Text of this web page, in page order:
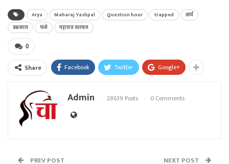
Arya Maharaj Yashpal Question hour trapped
आर्य
प्रश्नकाल
फंसे महाराज यशपाल
0
Share Facebook Twitter Google+
Admin 28639 Posts 0 Comments
PREV POST NEXT POST